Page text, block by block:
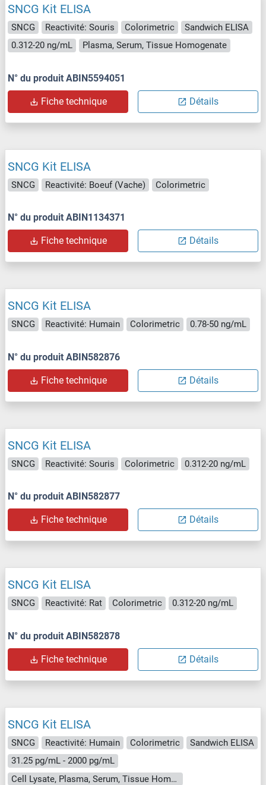
SNCG Kit ELISA
SNCG Reactivité: Souris Colorimetric
Sandwich ELISA
0.312-20 ng/mL
Plasma, Serum, Tissue Homogenate
N° du produit ABIN5594051
Fiche technique Détails
SNCG Kit ELISA
SNCG Reactivité: Boeuf (Vache) Colorimetric
N° du produit ABIN1134371
Fiche technique Détails
SNCG Kit ELISA
SNCG Reactivité: Humain Colorimetric 0.78-50 ng/mL
N° du produit ABIN582876
Fiche technique Détails
SNCG Kit ELISA
SNCG Reactivité: Souris Colorimetric 0.312-20 ng/mL
N° du produit ABIN582877
Fiche technique Détails
SNCG Kit ELISA
SNCG Reactivité: Rat Colorimetric 0.312-20 ng/mL
N° du produit ABIN582878
Fiche technique Détails
SNCG Kit ELISA
SNCG Reactivité: Humain Colorimetric
Sandwich ELISA
31.25 pg/mL - 2000 pg/mL
Cell Lysate, Plasma, Serum, Tissue Homogenate